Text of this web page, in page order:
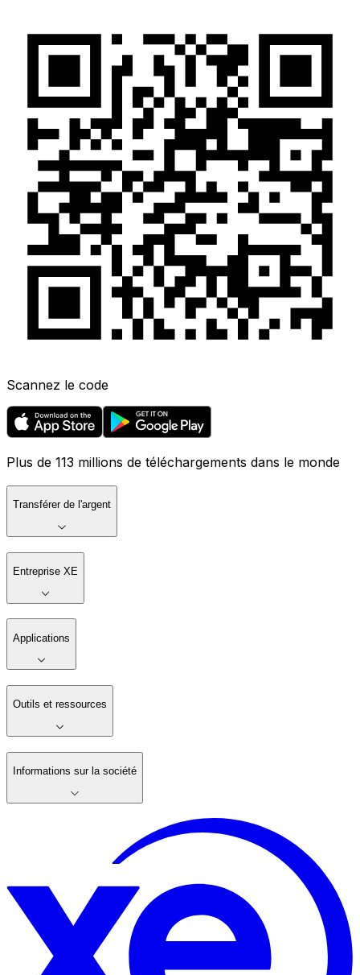
Scannez le code
Plus de 113 millions de téléchargements dans le monde
Transférer de l'argent
Entreprise XE
Applications
Outils et ressources
Informations sur la société